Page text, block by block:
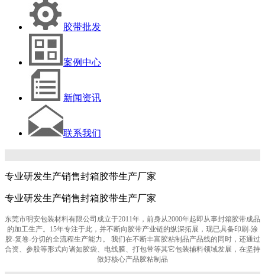
胶带批发
案例中心
新闻资讯
联系我们
专业研发生产销售封箱胶带生产厂家
专业研发生产销售封箱胶带生产厂家
东莞市明安包装材料有限公司成立于2011年，前身从2000年起即从事封箱胶带成品
的加工生产。15年专注于此，并不断向胶带产业链的纵深拓展，现已具备印刷-涂
胶-复卷-分切的全流程生产能力。 我们在不断丰富胶粘制品产品线的同时，还通过
合资、参股等形式向诸如胶袋、电线膜、打包带等其它包装辅料领域发展，在坚持
做好核心产品胶粘制品